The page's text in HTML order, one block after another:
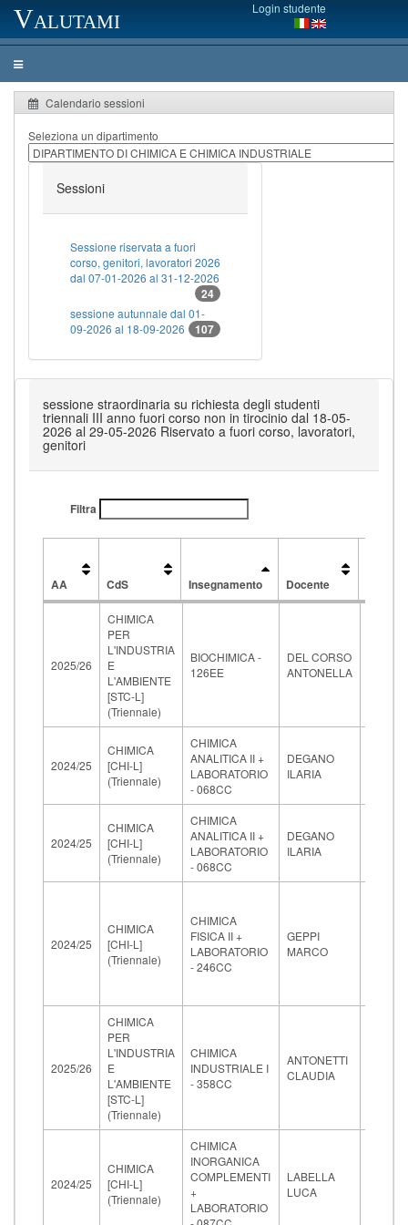
Valutami Login studente
Calendario sessioni
Seleziona un dipartimento
Sessioni
Sessione riservata a fuori
corso, genitori, lavoratori 2026
dal 07-01-2026 al 31-12-2026
24
sessione autunnale dal 01-
09-2026 al 18-09-2026
107
sessione straordinaria su richiesta degli studenti
triennali III anno fuori corso non in tirocinio dal 18-05-
2026 al 29-05-2026 Riservato a fuori corso, lavoratori,
genitori
Filtra
AA CdS Insegnamento Docente
2025/26
CHIMICA
PER
L'INDUSTRIA
E
L'AMBIENTE
[STC-L]
(Triennale)
BIOCHIMICA -
126EE
DEL CORSO
ANTONELLA
2024/25
CHIMICA
[CHI-L]
(Triennale)
CHIMICA
ANALITICA II +
LABORATORIO
- 068CC
DEGANO
ILARIA
2024/25
CHIMICA
[CHI-L]
(Triennale)
CHIMICA
ANALITICA II +
LABORATORIO
- 068CC
DEGANO
ILARIA
2024/25
CHIMICA
[CHI-L]
(Triennale)
CHIMICA
FISICA II +
LABORATORIO
- 246CC
GEPPI
MARCO
2025/26
CHIMICA
PER
L'INDUSTRIA
E
L'AMBIENTE
[STC-L]
(Triennale)
CHIMICA
INDUSTRIALE I
- 358CC
ANTONETTI
CLAUDIA
2024/25
CHIMICA
[CHI-L]
(Triennale)
CHIMICA
INORGANICA
COMPLEMENTI
+
LABORATORIO
LABELLA
LUCA